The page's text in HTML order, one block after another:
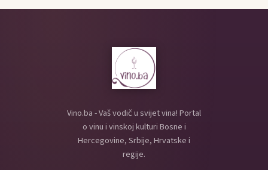
Vino.ba - Vaš vodič u svijet vina! Portal
o vinu i vinskoj kulturi Bosne i
Hercegovine, Srbije, Hrvatske i
regije.